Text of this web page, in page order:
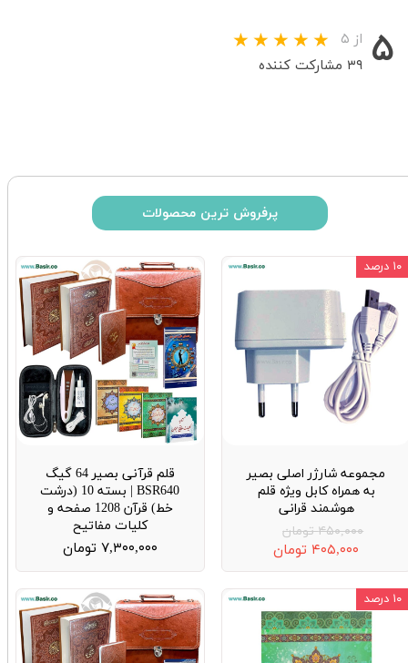
۵ از ۵
★★
۳۹ مشارکت کننده
مجموعه شارژر اصلی بصیر
به همراه کابل ویژه قلم
هوشمند قرانی
۴۵۰,۰۰۰ تومان
۴۰۵,۰۰۰ تومان
۱۰ درصد
قلم قرآنی بصیر 64 گیگ
BSR640 | بسته 10 (درشت
خط) قرآن 1208 صفحه و
کلیات مفاتیح
۷,۳۰۰,۰۰۰ تومان
۱۰ درصد
پرفروش ترین محصولات